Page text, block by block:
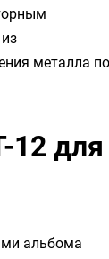
металла по
12 для
альбома